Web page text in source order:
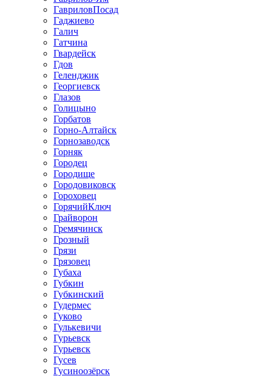
ГавриловПосад
Гаджиево
Галич
Гатчина
Гвардейск
Гдов
Геленджик
Георгиевск
Глазов
Голицыно
Горбатов
Горно-Алтайск
Горнозаводск
Горняк
Городец
Городище
Городовиковск
Гороховец
ГорячийКлюч
Грайворон
Гремячинск
Грозный
Грязи
Грязовец
Губаха
Губкин
Губкинский
Гудермес
Гуково
Гулькевичи
Гурьевск
Гурьевск
Гусев
Гусиноозёрск